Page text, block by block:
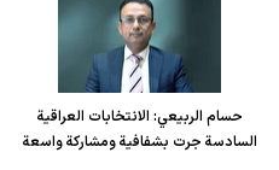
حسام الربیعي: الانتخابات العراقية
السادسة جرت بشفافية ومشاركة واسعة